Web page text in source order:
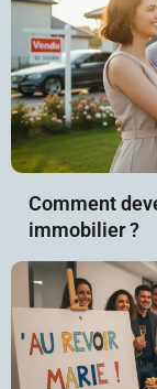
Comment
immobilier ?